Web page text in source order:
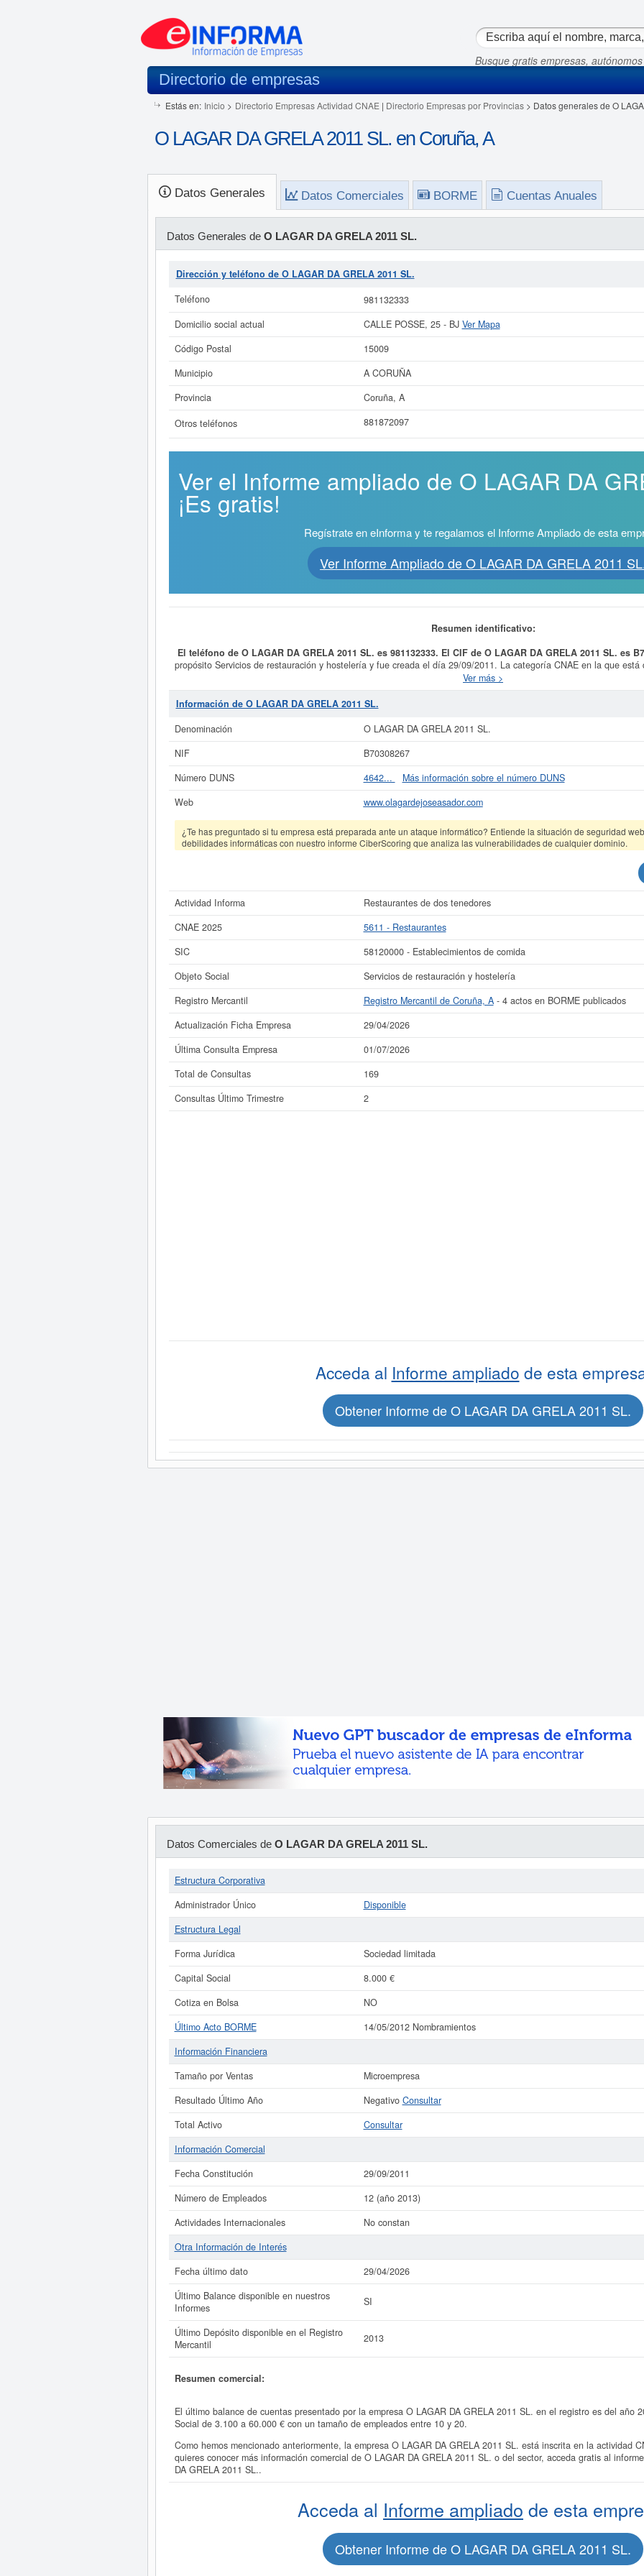
Busque gratis empresas,
Directorio de empresas
Estás en: Inicio > Directorio Empresas Actividad CNAE | Directorio Empresas por Provincias> Datos generales de O
O LAGAR DA GRELA 2011 SL. en Coruña, A
Datos Generales Datos Comerciales BORME Cuentas Anuales
Datos Generales de O LAGAR DA GRELA 2011 SL.
Dirección y teléfono de O LAGAR DA GRELA 2011 SL.
Teléfono
981132333
Domicilio social actual
CALLE POSSE, 25 - BJ Ver Mapa
Código Postal
15009
Municipio
A CORUÑA
Provincia
Coruña, A
Otros teléfonos
881872097
Ver el Informe ampliado de O LAGAR DA
¡Es gratis!
Regístrate en eInforma y te regalamos el Informe Ampliado de esta
Ver Informe Ampliado de O LAGAR DA GRELA 2011
Resumen identificativo:
El teléfono de O LAGAR DA GRELA 2011 SL. es 981132333. El CIF de O LAGAR DA GRELA 2011 SL. es
propósito Servicios de restauración y hostelería y fue creada el día 29/09/2011. La categoría CNAE en la que
O LAGAR DA GRELA 2011 SL.
compone de un total de 12. La ficha ha sido consultada el 01/07/2026 y contabiliza un total de 169 consultas. Si
puede llegar a pedir esta empresa, puede hacerlo en esta misma web. El patrimonio social de esta empresa es
Si está interesado en conocer más datos de la empresa O LAGAR DA GRELA 2011 SL. puede
LAGAR DA GRELA 2011 SL. y consultar los resultados de sus años de actividad, así como los balances y
La última actualización del informe de empresa se ha realizado el 29/04/2026.
Ver más >
Información de O LAGAR DA GRELA 2011 SL.
Denominación
O LAGAR DA GRELA 2011 SL.
NIF
B70308267
Número DUNS
4642...
Más información sobre el número DUNS
Web
www.olagardejoseasador.com
¿Te has preguntado si tu empresa está preparada ante un ataque informático? Entiende la situación de seguridad
debilidades informáticas con nuestro informe CiberScoring que analiza las vulnerabilidades de cualquier dominio.
Actividad Informa
Restaurantes de dos tenedores
CNAE 2025
5611 - Restaurantes
SIC
58120000 - Establecimientos de comida
Objeto Social
Servicios de restauración y hostelería
Registro Mercantil
Registro Mercantil de Coruña, A- 4 actos en BORME publicados
Actualización Ficha Empresa
29/04/2026
Última Consulta Empresa
01/07/2026
Total de Consultas
169
Consultas Último Trimestre
2
Acceda al Informe ampliado de esta
Obtener Informe de O LAGAR DA GRELA 2011 SL.
Datos Comerciales de O LAGAR DA GRELA 2011 SL.
Estructura Corporativa
Administrador Único
Disponible
Estructura Legal
Forma Jurídica
Sociedad limitada
Capital Social
8.000 €
Cotiza en Bolsa
NO
Último Acto BORME
14/05/2012 Nombramientos
Información Financiera
Tamaño por Ventas
Microempresa
Resultado Último Año
Negativo Consultar
Total Activo
Consultar
Información Comercial
Fecha Constitución
29/09/2011
Número de Empleados
12 (año 2013)
Actividades Internacionales
No constan
Otra Información de Interés
Fecha último dato
29/04/2026
Último Balance disponible en nuestros
Informes
SI
Último Depósito disponible en el Registro
Mercantil
2013
Resumen comercial:
El último balance de cuentas presentado por la empresa O LAGAR DA GRELA 2011 SL. en el registro es del año
Social de 3.100 a 60.000 € con un tamaño de empleados entre 10 y 20.
Como hemos mencionado anteriormente, la empresa O LAGAR DA GRELA 2011 SL. está inscrita en la actividad
quieres conocer más información comercial de O LAGAR DA GRELA 2011 SL. o del sector, acceda gratis al
DA GRELA 2011 SL..
Acceda al Informe ampliado de esta
Obtener Informe de O LAGAR DA GRELA 2011 SL.